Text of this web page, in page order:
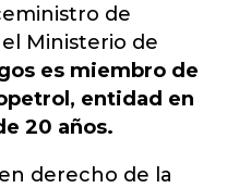
de
Ministerio de
es miembro de
entidad en
20 años.
derecho de la